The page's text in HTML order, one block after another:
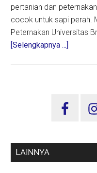
pertanian dan
cocok untuk sapi perah.
Peternakan Universitas
[Selengkapnya ...]
Sidebar
LAINNYA